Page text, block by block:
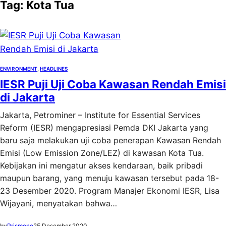
Tag: Kota Tua
ENVIRONMENT HEADLINES
IESR Puji Uji Coba Kawasan Rendah Emisi
di Jakarta
Jakarta, Petrominer – Institute for Essential Services
Reform (IESR) mengapresiasi Pemda DKI Jakarta yang
baru saja melakukan uji coba penerapan Kawasan Rendah
Emisi (Low Emission Zone/LEZ) di kawasan Kota Tua.
Kebijakan ini mengatur akses kendaraan, baik pribadi
maupun barang, yang menuju kawasan tersebut pada 18-
23 Desember 2020. Program Manajer Ekonomi IESR, Lisa
Wijayani, menyatakan bahwa…